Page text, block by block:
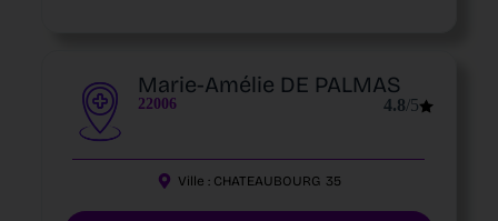
Marie-Amélie DE PALMAS
22006 4.8/5
Ville : CHATEAUBOURG 35